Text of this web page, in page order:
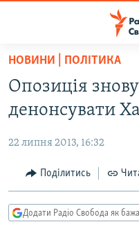
Перейти
основного
матеріалу
до
навігації
Перейти
до
ВСЕ ЗА ДОБУ
ПОЛІТИКА
ЕКОНОМІКА
КУЛЬТУРА
ВІЙНА
РОСІЙСЬКА
КРИМ.РЕАЛІЇ
НОВИНИ | ПОЛІТИКА
Опозиція
денонсувати
22 липня 2013, 16:32
Поділитись
Додати Радіо Свобода як